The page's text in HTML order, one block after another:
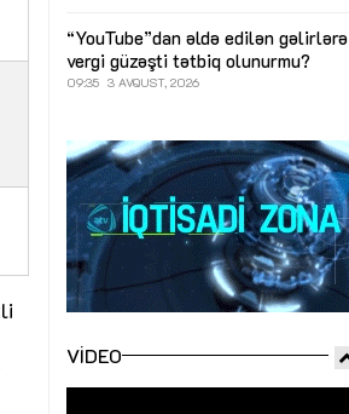
“YouTube”dan əldə edilən gəlirlərə
vergi güzəşti tətbiq olunurmu?
09:35 3 AVQUST, 2026
VIDEO